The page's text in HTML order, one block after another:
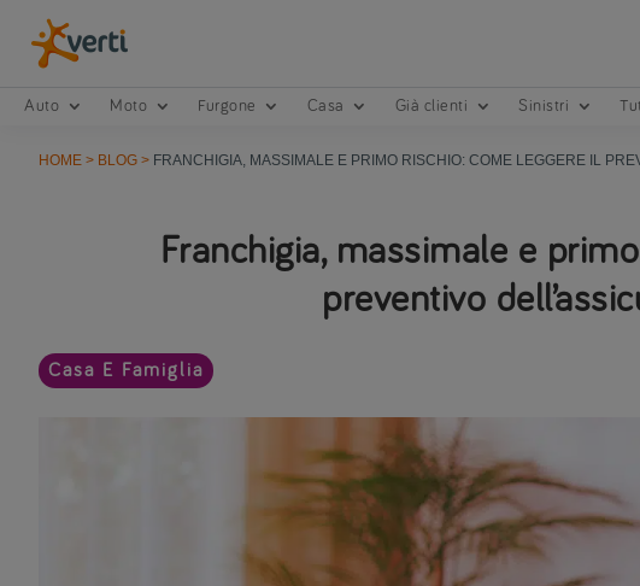
Auto Moto Furgone Casa Già clienti Sinistri
HOME > BLOG > FRANCHIGIA, MASSIMALE E PRIMO RISCHIO: COME LEGGERE IL
Franchigia, massimale e
preventivo
Casa E Famiglia